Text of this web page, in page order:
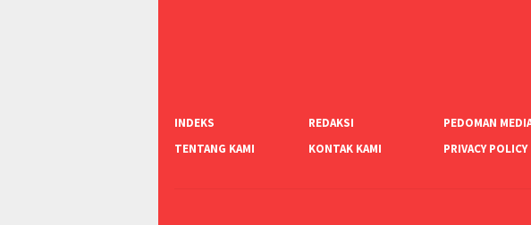
INDEKS REDAKSI
PEDOMAN
TENTANG KAMI
KONTAK KAMI PRIVACY POLICY